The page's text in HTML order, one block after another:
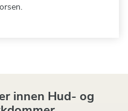
innen Hud- og